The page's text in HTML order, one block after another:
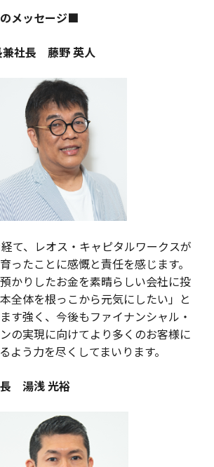
メッセージ■
兼社長 藤野 英人
て、レオス・キャピタルワークスが
ったことに感慨と責任を感じます。
預かりしたお金を素晴らしい会社に投
全体を根っこから元気にしたい」と
す強く、今後もファイナンシャル・
の実現に向けてより多くのお客様に
よう力を尽くしてまいります。
長 湯浅 光裕